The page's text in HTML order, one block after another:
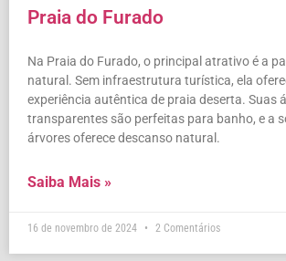
Praia do Furado
Na Praia do Furado, o principal atrativo é a
natural. Sem infraestrutura turística, ela
experiência autêntica de praia deserta. Suas
transparentes são perfeitas para banho, e a
árvores oferece descanso natural.
Saiba Mais »
16 de novembro de 2024 2 Comentários